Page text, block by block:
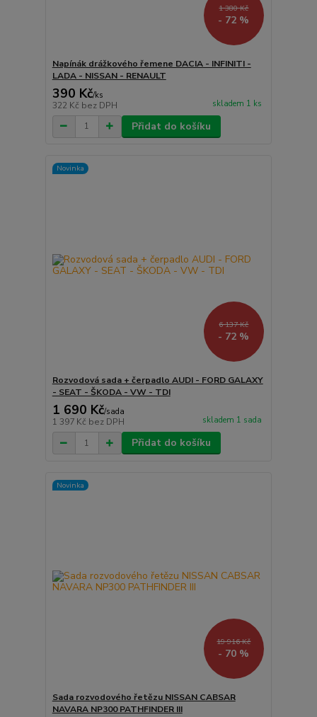
1 380 Kč
- 72 %
Napínák drážkového řemene DACIA - INFINITI -
LADA - NISSAN - RENAULT
390 Kč/ks
322 Kč bez DPH skladem 1 ks
Přidat do košíku
Novinka
6 137 Kč
- 72 %
Rozvodová sada + čerpadlo AUDI - FORD GALAXY
- SEAT - ŠKODA - VW - TDI
1 690 Kč/sada
1 397 Kč bez DPH skladem 1 sada
Přidat do košíku
Novinka
19 916 Kč
- 70 %
Sada rozvodového řetězu NISSAN CABSAR
NAVARA NP300 PATHFINDER III